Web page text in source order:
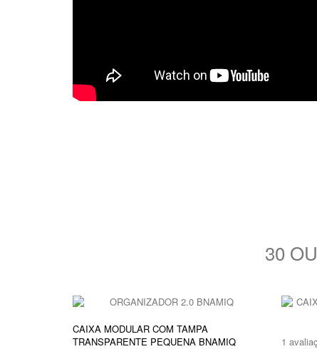
30
CAIXA MODULAR COM TAMPA
TRANSPARENTE PEQUENA BNAMIQ
1